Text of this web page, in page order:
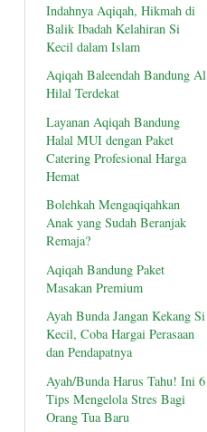
Indahnya Aqiqah, Hikmah di
Balik Ibadah Kelahiran Si
Kecil dalam Islam
Aqiqah Baleendah Bandung Al
Hilal Terdekat
Layanan Aqiqah Bandung
Halal MUI dengan Paket
Catering Profesional Harga
Hemat
Bolehkah Mengaqiqahkan
Anak yang Sudah Beranjak
Remaja?
Aqiqah Bandung Paket
Masakan Premium
Ayah Bunda Jangan Kekang Si
Kecil, Coba Hargai Perasaan
dan Pendapatnya
Ayah/Bunda Harus Tahu! Ini 6
Tips Mengelola Stres Bagi
Orang Tua Baru